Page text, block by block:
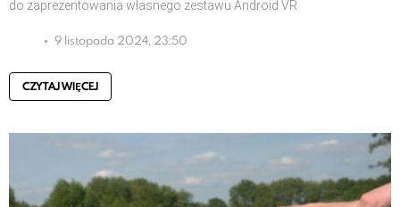
do zaprezentowania własnego zestawu Android VR
9 listopada 2024, 23:50
CZYTAJ WIĘCEJ